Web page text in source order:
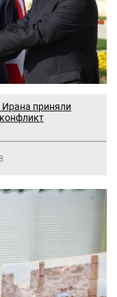
приняли